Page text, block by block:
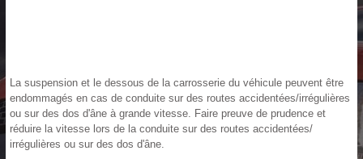
La suspension et le dessous de la carrosserie du véhicule peuvent être
endommagés en cas de conduite sur des routes accidentées/irrégulières
ou sur des dos d'âne à grande vitesse. Faire preuve de prudence et
réduire la vitesse lors de la conduite sur des routes accidentées/
irrégulières ou sur des dos d'âne.